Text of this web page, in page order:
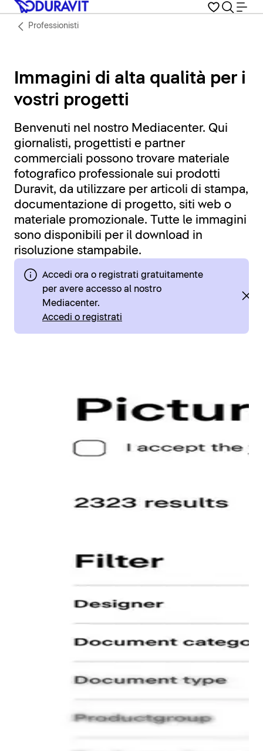
Professionisti
Immagini di alta qualità per i
vostri progetti
Benvenuti nel nostro Mediacenter. Qui
giornalisti, progettisti e partner
commerciali possono trovare materiale
fotografico professionale sui prodotti
Duravit, da utilizzare per articoli di stampa,
documentazione di progetto, siti web o
materiale promozionale. Tutte le immagini
sono disponibili per il download in
risoluzione stampabile.
Accedi ora o registrati gratuitamente
per avere accesso al nostro
Mediacenter.
Accedi o registrati